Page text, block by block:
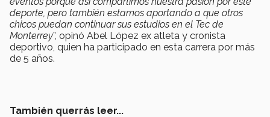
deporte, pero también estamos aportando a que otros
chicos puedan continuar sus estudios en el Tec de
Monterrey”, opinó Abel López ex atleta y cronista
deportivo, quien ha participado en esta carrera por más
de 5 años.
También querrás leer...